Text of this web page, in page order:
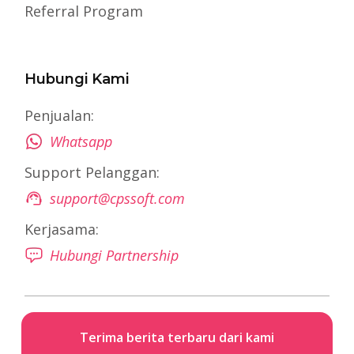
Referral Program
Hubungi Kami
Penjualan:
Whatsapp
Support Pelanggan:
support@cpssoft.com
Kerjasama:
Hubungi Partnership
Terima berita terbaru dari kami